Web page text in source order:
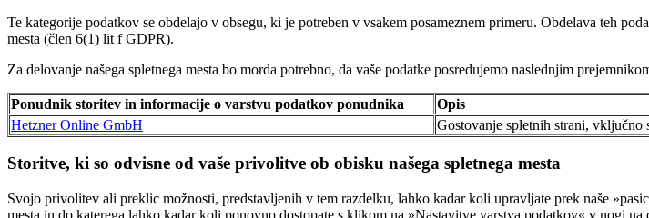
Te kategorije podatkov se obdelajo v obsegu, ki je potreben v vsakem posameznem primeru. Obdelava teh
mesta (člen 6(1) lit f GDPR).
Za delovanje našega spletnega mesta bo morda potrebno, da vaše podatke posredujemo naslednjim
Ponudnik storitev in informacije o varstvu podatkov ponudnika Opis
Hetzner Online GmbH
Gostovanje spletnih strani, vključno
Storitve, ki so odvisne od vaše privolitve ob obisku našega spletnega mesta
Svojo privolitev ali preklic možnosti, predstavljenih v tem razdelku, lahko kadar koli upravljate prek naše
mesta in do katerega lahko kadar koli ponovno dostopate s klikom na »Nastavitve varstva podatkov« v nogi